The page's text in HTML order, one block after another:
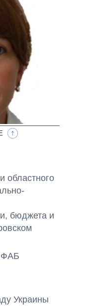
областного
бюджета и
ФАБ
Украины